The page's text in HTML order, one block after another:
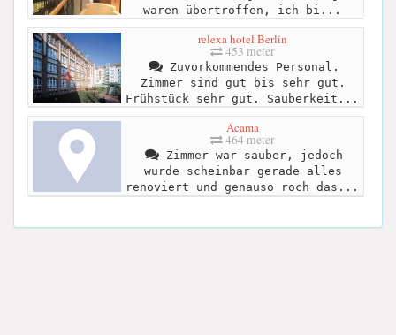
waren übertroffen, ich bi...
relexa hotel Berlin
453 meter
Zuvorkommendes Personal.
Zimmer sind gut bis sehr gut.
Frühstück sehr gut. Sauberkeit...
Acama
464 meter
Zimmer war sauber, jedoch
wurde scheinbar gerade alles
renoviert und genauso roch das...